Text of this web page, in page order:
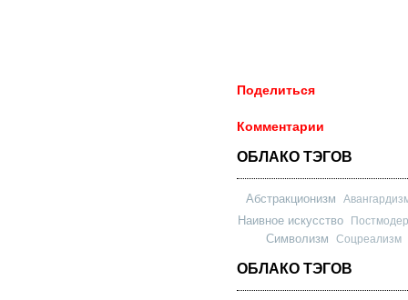
Поделиться
Комментарии
ОБЛАКО ТЭГОВ
Абстракционизм
Наивное искусство
Символизм Соцреализм
ОБЛАКО ТЭГОВ